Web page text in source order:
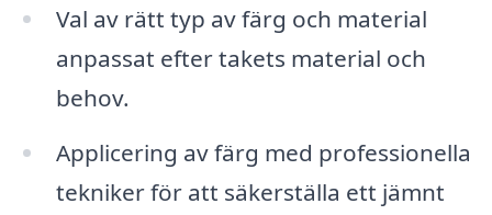
Val av rätt typ av färg och material
anpassat efter takets material och
behov.
Applicering av färg med professionella
tekniker för att säkerställa ett jämnt